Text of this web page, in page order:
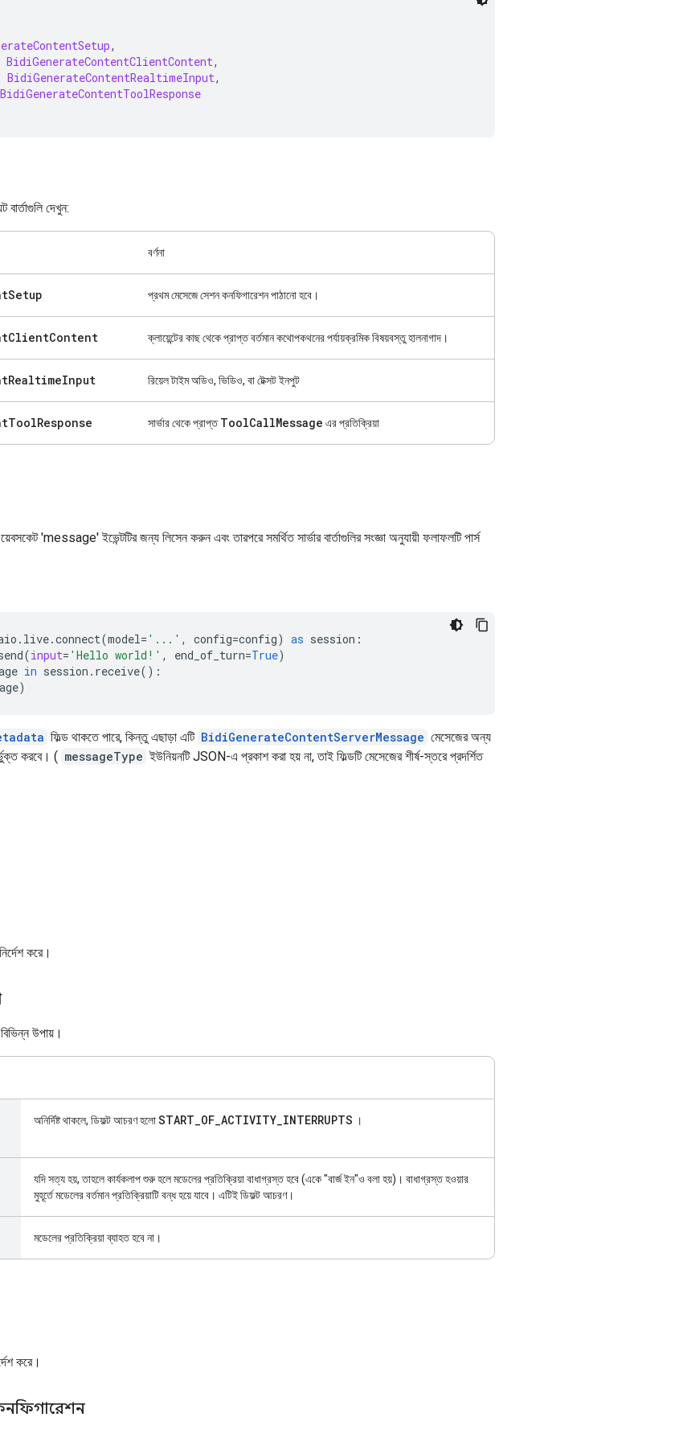
,
BidiGenerateContentClientContent,
BidiGenerateContentRealtimeInput,
BidiGenerateContentToolResponse
বার্তাগুলি দেখুন:
বর্ণনা
Setup প্রথম মেসেজে সেশন কনফিগারেশন পাঠানো হবে।
ClientContent ক্লায়েন্টের কাছ থেকে প্রাপ্ত বর্তমান কথোপকথনের পর্যায়ক্রমিক বিষয়বস্তু হালনাগাদ।
RealtimeInput রিয়েল টাইম অডিও, ভিডিও, বা টেক্সট ইনপুট
ToolResponse সার্ভার থেকে প্রাপ্তToolCallMessage এর প্রতিক্রিয়া
'message' ইভেন্টটির জন্য লিসেন করুন এবং তারপরে সমর্থিত সার্ভার বার্তাগুলির সংজ্ঞা অনুযায়ী ফলাফলটি পার্স
. live.connect(model= '...' , config=config) as session :
(input= 'Hello world!' , end_of_turn=True)
in session . receive():
)
ফিল্ড থাকতে পারে, কিন্তু এছাড়া এটি BidiGenerateContentServerMessage মেসেজের অন্য
করবে। ( messageType ইউনিয়নটি JSON-এ প্রকাশ করা হয় না, তাই ফিল্ডটি মেসেজের শীর্ষ-স্তরে প্রদর্শিত
করে।
বিভিন্ন উপায়।
অনির্দিষ্ট থাকলে, ডিফল্ট আচরণ হলোSTART_OF_ACTIVITY_INTERRUPTS ।
যদি সত্য হয়, তাহলে কার্যকলাপ শুরু হলে মডেলের প্রতিক্রিয়া বাধাগ্রস্ত হবে (একে "বার্জ ইন"ও বলা হয়)। বাধাগ্রস্ত হওয়ার
মুহূর্তে মডেলের বর্তমান প্রতিক্রিয়াটি বন্ধ হয়ে যাবে। এটিই ডিফল্ট আচরণ।
মডেলের প্রতিক্রিয়া ব্যাহত হবে না।
করে।